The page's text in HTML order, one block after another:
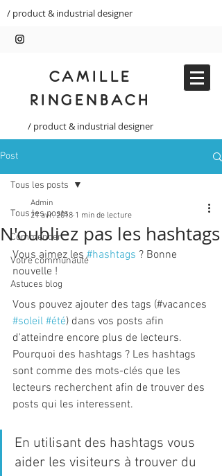
/ product & industrial designer
CAMILLE
RINGENBACH
/ product & industrial designer
Post
Tous les posts
Commencer
Votre communauté
Astuces blog
Tous les posts
N'oubliez pas les hashtags
Admin
21 avr. 2018 1 min de lecture
Vous aimez les #hashtags ? Bonne
nouvelle !
Vous pouvez ajouter des tags (#vacances
#soleil #été) dans vos posts afin
d'atteindre encore plus de lecteurs.
Pourquoi des hashtags ? Les hashtags
sont comme des mots-clés que les
lecteurs recherchent afin de trouver des
posts qui les interessent.
En utilisant des hashtags vous
aider les visiteurs à trouver du